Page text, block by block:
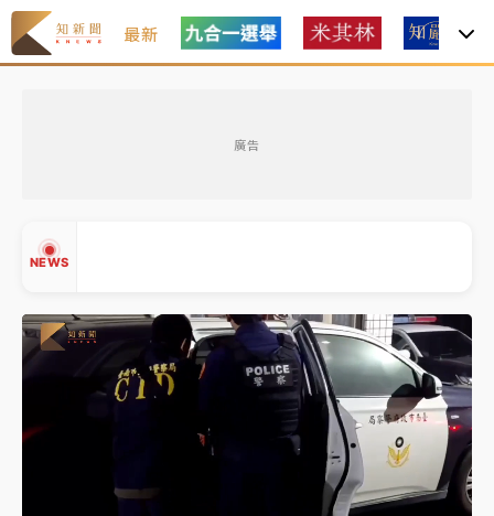
最新
廣告
NEWS
周末精選｜
物醫籲多吃蔬果代謝
《知新聞》揭「運科計畫」人體實驗黑幕 運動部不追
究！遭監委質疑
台股處置新制明天上路 4大鬆綁一次看
鎢業董座離奇命喪豪宅！檢警3方向追出前